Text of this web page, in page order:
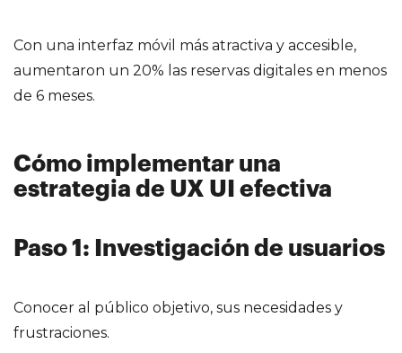
Con una interfaz móvil más atractiva y accesible,
aumentaron un 20% las reservas digitales en menos
de 6 meses.
Cómo implementar una
estrategia de UX UI efectiva
Paso 1: Investigación de usuarios
Conocer al público objetivo, sus necesidades y
frustraciones.